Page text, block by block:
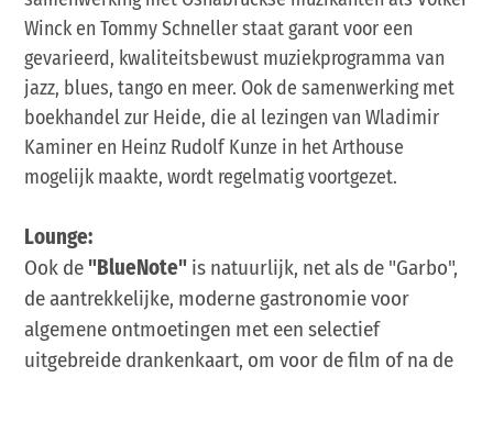
Winck en Tommy Schneller staat garant voor een
gevarieerd, kwaliteitsbewust muziekprogramma van
jazz, blues, tango en meer. Ook de samenwerking met
boekhandel zur Heide, die al lezingen van Wladimir
Kaminer en Heinz Rudolf Kunze in het Arthouse
mogelijk maakte, wordt regelmatig voortgezet.
Lounge:
Ook de"BlueNote" is natuurlijk, net als de "Garbo",
de aantrekkelijke, moderne gastronomie voor
algemene ontmoetingen met een selectief
uitgebreide drankenkaart, om voor de film of na de